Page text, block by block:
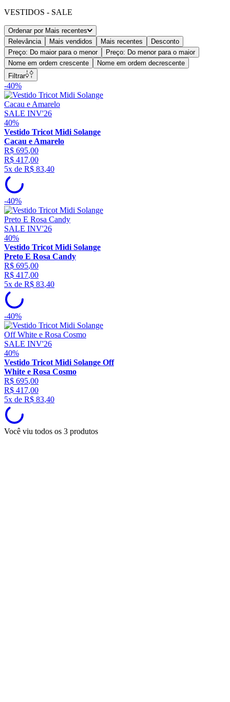
VESTIDOS - SALE
Ordenar por Mais recentes
Relevância
Mais vendidos Mais recentes
Desconto
Preço: Do maior para o menor
Preço: Do menor para o maior
Nome em ordem crescente
Nome em ordem decrescente
Filtrar
-40%
SALE INV'26
40%
Vestido Tricot Midi Solange
Cacau e Amarelo
R$ 695,00
R$ 417,00
5x de R$ 83,40
-40%
SALE INV'26
40%
Vestido Tricot Midi Solange
Preto E Rosa Candy
R$ 695,00
R$ 417,00
5x de R$ 83,40
-40%
SALE INV'26
40%
Vestido Tricot Midi Solange Off
White e Rosa Cosmo
R$ 695,00
R$ 417,00
5x de R$ 83,40
Você viu todos os 3 produtos